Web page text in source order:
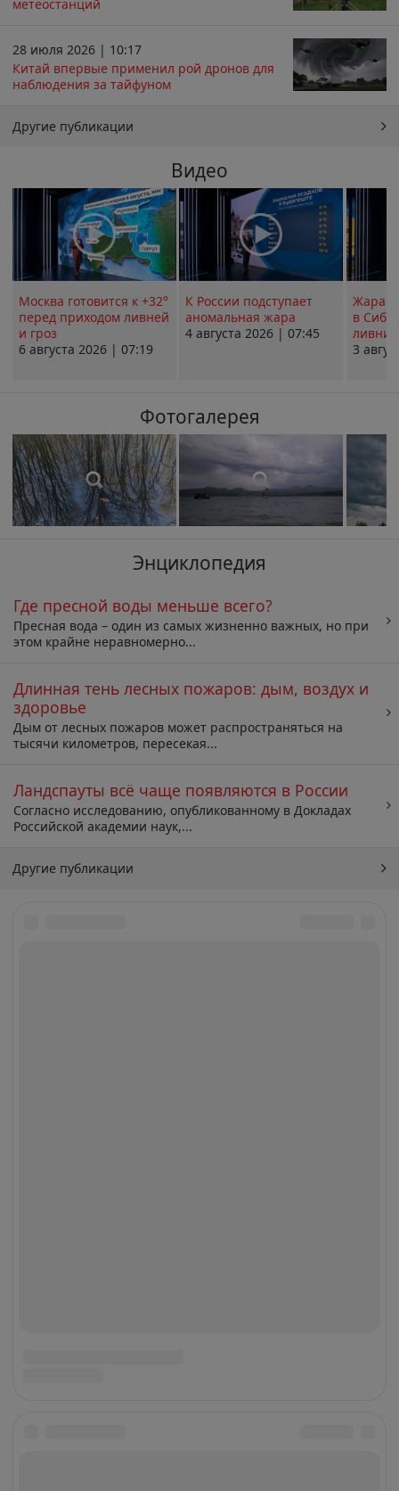
метеостанций
28 июля 2026 | 10:17
Китай впервые применил рой дронов для
наблюдения за тайфуном
Другие публикации
Видео
Москва готовится к +32°
перед приходом ливней
и гроз
6 августа 2026 | 07:19
К России подступает
аномальная жара
4 августа 2026 | 07:45
Жара в
в
ливни
3
Фотогалерея
Энциклопедия
Где пресной воды меньше всего?
Пресная вода – один из самых жизненно важных, но при
этом крайне неравномерно...
Длинная тень лесных пожаров: дым, воздух и
здоровье
Дым от лесных пожаров может распространяться на
тысячи километров, пересекая...
Ландспауты всё чаще появляются в России
Согласно исследованию, опубликованному в Докладах
Российской академии наук,...
Другие публикации